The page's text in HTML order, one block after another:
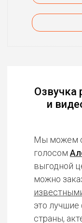
Озвучка
и
Мы можем
голосом
выгодной
можно
это
страны,